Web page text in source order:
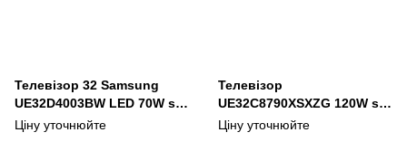
Телевізор 32 Samsung
UE32D4003BW LED 70W sn
B3TP3HFC200597D
Ціну уточнюйте
Телевізор
UE32C8790XSXZG 120W sn
Z7D73SDZA00398N
Ціну уточнюйте